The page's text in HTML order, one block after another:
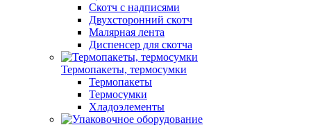
Скотч с надписями
Двухсторонний скотч
Малярная лента
Диспенсер для скотча
Термопакеты, термосумки
Термопакеты
Термосумки
Хладоэлементы